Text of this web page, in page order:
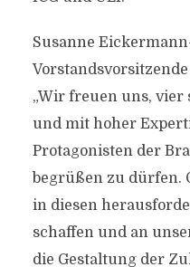
Susanne
„Wir freuen uns, vier
und mit hoher
Protagonisten der
begrüßen zu dürfen.
in diesen
schaffen und an
die Gestaltung der